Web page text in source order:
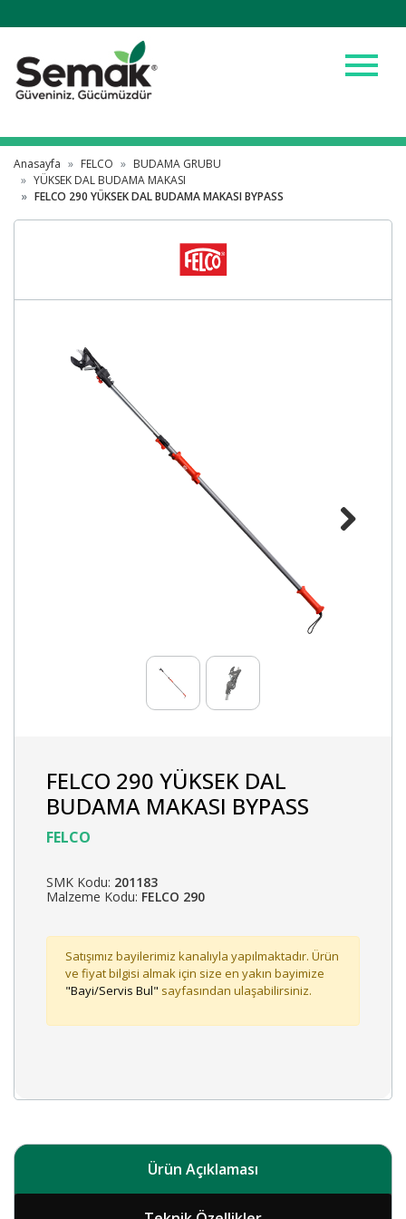
menu
Anasayfa FELCO
BUDAMA GRUBU
YÜKSEK DAL BUDAMA MAKASI
FELCO 290 YÜKSEK DAL BUDAMA MAKASI BYPASS
FELCO 290 YÜKSEK DAL
BUDAMA MAKASI BYPASS
FELCO
SMK Kodu: 201183
Malzeme Kodu: FELCO 290
Satışımız bayilerimiz kanalıyla yapılmaktadır. Ürün
ve fiyat bilgisi almak için size en yakın bayimize
"Bayi/Servis Bul" sayfasından ulaşabilirsiniz.
Ürün Açıklaması